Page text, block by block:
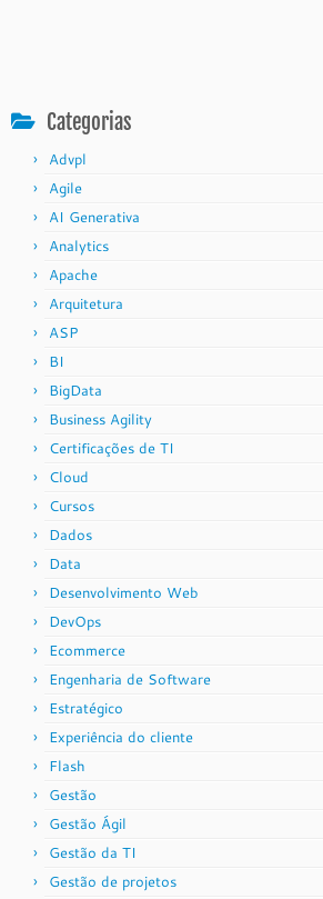
Categorias
Advpl
Agile
AI Generativa
Analytics
Apache
Arquitetura
ASP
BI
BigData
Business Agility
Certificações de TI
Cloud
Cursos
Dados
Data
Desenvolvimento Web
DevOps
Ecommerce
Engenharia de Software
Estratégico
Experiência do cliente
Flash
Gestão
Gestão Ágil
Gestão da TI
Gestão de projetos